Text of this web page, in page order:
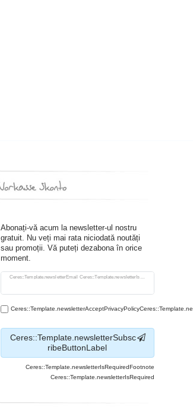
Abonați-vă acum la newsletter-ul nostru
gratuit. Nu veți mai rata niciodată noutăți
sau promoții. Vă puteți dezabona în orice
moment.
Ceres::Template.newsletterEmail Ceres::Template.newsletterIsRequiredFootnote
Ceres::Template.newsletterHoneypotLabel
Ceres::Template.newsletterSubsc
ribeButtonLabel
Ceres::Template.newsletterIsRequiredFootnote
Ceres::Template.newsletterIsRequired